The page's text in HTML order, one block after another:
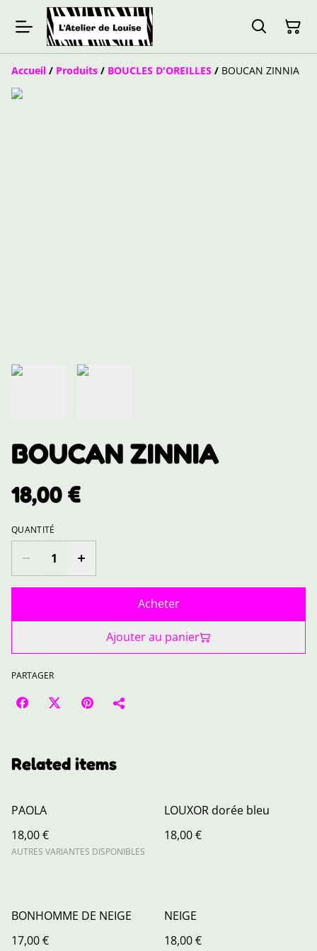
Accueil / Produits / BOUCLES D'OREILLES / BOUCAN ZINNIA
BOUCAN ZINNIA
18,00 €
QUANTITÉ
Acheter
Ajouter au panier
PARTAGER
Related items
PAOLA
18,00 €
AUTRES VARIANTES DISPONIBLES
LOUXOR dorée bleu
18,00 €
BONHOMME DE NEIGE
17,00 €
NEIGE
18,00 €